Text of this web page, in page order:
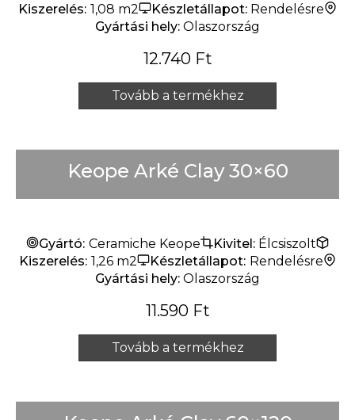
Kiszerelés: 1,08 m2 Készletállapot: Rendelésre
Gyártási hely: Olaszország
12.740 Ft
Tovább a termékhez
Keope Arké Clay 30×60
Gyártó: Ceramiche Keope Kivitel: Élcsiszolt
Kiszerelés: 1,26 m2 Készletállapot: Rendelésre
Gyártási hely: Olaszország
11.590 Ft
Tovább a termékhez